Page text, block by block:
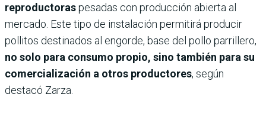
reproductoraspesadas con producción abierta al
mercado. Este tipo de instalación permitirá producir
pollitos destinados al engorde, base del pollo parrillero,
no solo para consumo propio, sino también para su
comercialización a otros productores, según
destacó Zarza.